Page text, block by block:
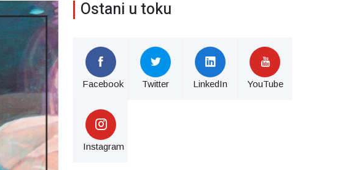
Ostani u toku
Facebook Twitter LinkedIn YouTube
Instagram